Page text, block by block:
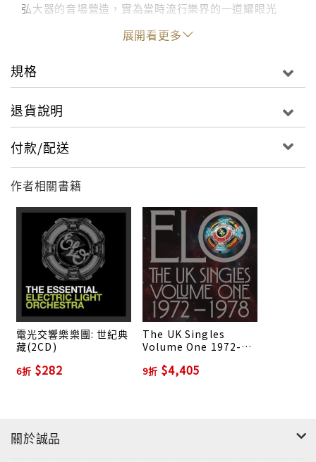
弘大器的音場營造，實為當時流行樂界的一道耀眼光
芒。ELO的創作由前The Move樂團這位精通多樣樂器
的樂手兼製作人Roy Wood 以及吉他手Jeff Lynne所主
導。1970年代的全盛期在英國陸續發行了12張在商業與
評論上皆獲佳評的專輯，並共有28首單曲打進英國的排
Over The World : The Very Best Of Electric Light
TOP 4名曲 Don`t Bring Me Down，TOP 8 Shine A
名曲 Mr. Blue Sky、 Evil Woman等共20首經典金曲。
ELO雖不像滾石、披頭四這些英國樂團般享有盛名，但
他們的歌曲通俗卻不失深度，確有值得細細品味之處。
無論喜歡搖滾或是流行的樂迷，這班開往ELO音樂國度
的太空船邀您一同神遊
展開看更多
規格
退貨說明
付款/配送
作者相關書籍
電光交響樂樂團: 世紀典
藏(2CD)
6折 $282
The UK Singles
Volume One 1972-
Vinyl)
9折 $4,405
關於誠品